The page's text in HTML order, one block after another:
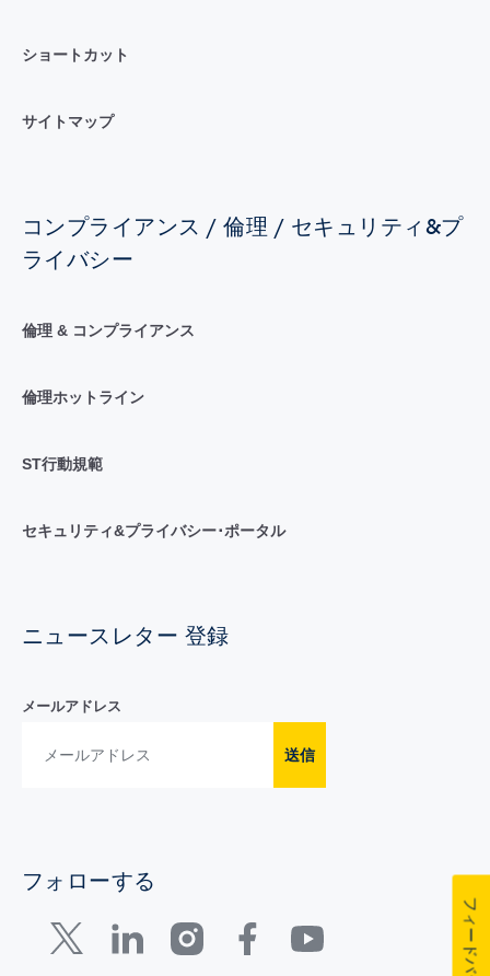
ショートカット
サイトマップ
コンプライアンス / 倫理 / セキュリティ&プ
ライバシー
倫理 & コンプライアンス
倫理ホットライン
ST行動規範
セキュリティ&プライバシー･ポータル
ニュースレター 登録
メールアドレス
送信
フォローする
フィードバック